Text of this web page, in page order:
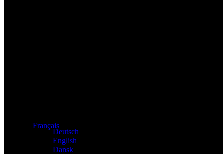
Français
Deutsch
English
Dansk